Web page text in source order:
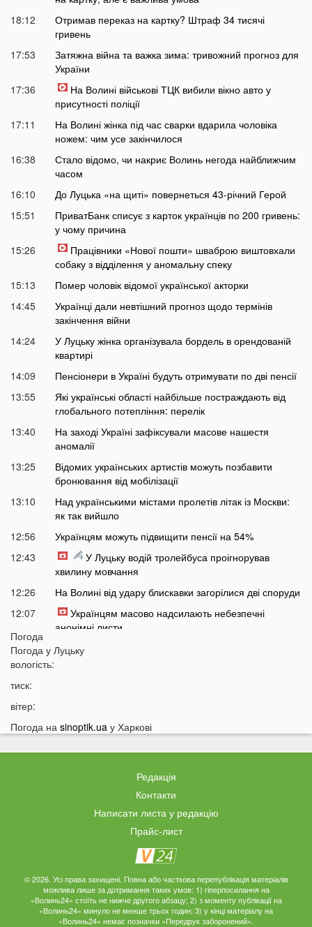
18:12
Отримав переказ на картку? Штраф 34 тисячі
гривень
17:53
Затяжна війна та важка зима: тривожний прогноз для
України
17:36
На Волині військові ТЦК вибили вікно авто у
присутності поліції
17:11
На Волині жінка під час сварки вдарила чоловіка
ножем: чим усе закінчилося
16:38
Стало відомо, чи накриє Волинь негода найближчим
часом
16:10
До Луцька «на щиті» повернеться 43-річний Герой
15:51
ПриватБанк списує з карток українців по 200 гривень:
у чому причина
15:26
Працівники «Нової пошти» шваброю виштовхали
собаку з відділення у аномальну спеку
15:13
Помер чоловік відомої української акторки
14:45
Українці дали невтішний прогноз щодо термінів
закінчення війни
14:24
У Луцьку жінка організувала бордель в орендованій
квартирі
14:09
Пенсіонери в Україні будуть отримувати по дві пенсії
13:55
Які українські області найбільше постраждають від
глобального потепління: перелік
13:40
На заході Україні зафіксували масове нашестя
аномалії
13:25
Відомих українських артистів можуть позбавити
бронювання від мобілізації
13:10
Над українськими містами пролетів літак із Москви:
як так вийшло
12:56
Українцям можуть підвищити пенсії на 54%
12:43
У Луцьку водій тролейбуса проігнорував
хвилину мовчання
12:26
На Волині від удару блискавки загорілися дві споруди
12:07
Українцям масово надсилають небезпечні
анонімні листи
11:45
Україні загрожує дефіцит води: які регіони під
11:27
України
10:40
Волинян попереджають про серйозну небезпеку на
На Волині негода наробила лиха: показали
У Луцьку зафіксували нову аномалію
21:44
На Луцьк насувається гроза
Біля Луцька негода наробила біди: волиняни
Погода
Погода у Луцьку
вологість:
тиск:
вітер:
Погода на sinoptik.ua у Харкові
Редакція
Контакти
Написати листа у редакцію
Прайс-лист
© 2026. Усі права захищені. Повна або часткова перепублікація матеріалів
можлива лише за дотримання таких умов: 1) гіперпосилання на
«Волинь24» стоїть не нижче другого абзацу; 2) з моменту публікації на
«Волинь24» минуло не менше трьох годин; 3) у кінці матеріалу на
«Волинь24» немає позначки «Передрук заборонений».